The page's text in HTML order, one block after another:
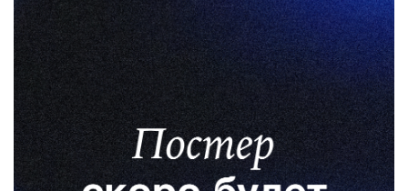
Сериалы
Новости
Подборки
Рецензии
О нас